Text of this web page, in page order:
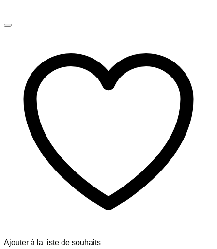
Ajouter à la liste de souhaits